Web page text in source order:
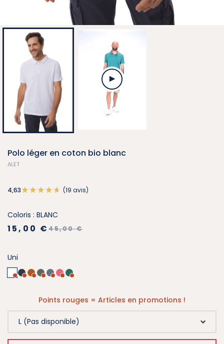
Polo léger en coton bio blanc
ALET
4,63 (19 avis)
Coloris : BLANC
15,00 €45,00 €
Uni
Points rouges = Articles en promotions !